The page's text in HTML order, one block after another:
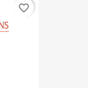
favorite_border